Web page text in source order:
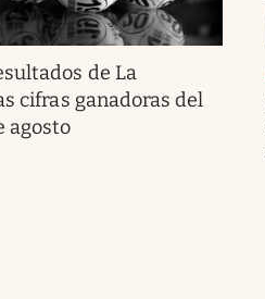
de La
cifras ganadoras del
agosto